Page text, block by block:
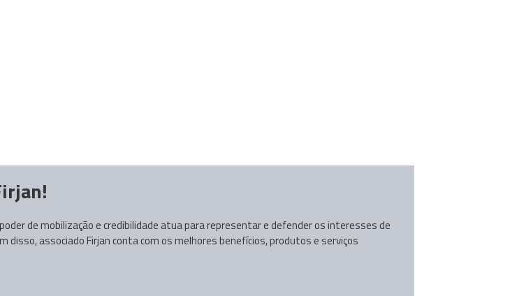
de mobilização e credibilidade atua para representar e defender os interesses de
associado Firjan conta com os melhores benefícios, produtos e serviços